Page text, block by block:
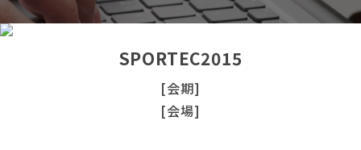
SPORTEC2015
[会期]
[会場]